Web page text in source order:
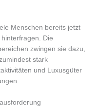
Menschen bereits jetzt
Die
zwingen sie dazu,
stark
und Luxusgüter